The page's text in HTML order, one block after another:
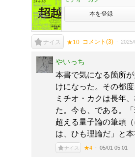
本を登録
ナイス ★10 コメント(3)
やいっち
本書で気になる箇所
けになった。その都
ミチオ・カクは長年
た。今も、である。
超える量子論の筆頭
は、ひも理論だ」と本
ナイス ★4 05/01 05:01